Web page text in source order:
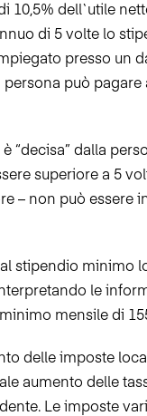
10,5% dell`utile
di 5 volte lo
presso un
può
“decisa” dalla
superiore a 5
– non può essere
stipendio minimo
le
mensile di
delle imposte
aumento delle
Le imposte